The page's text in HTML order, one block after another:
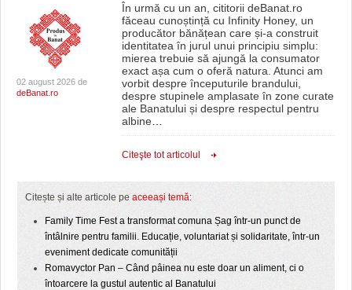
02 august 2026 de
deBanat.ro
În urmă cu un an, cititorii deBanat.ro
făceau cunoștință cu Infinity Honey, un
producător bănățean care și-a construit
identitatea în jurul unui principiu simplu:
mierea trebuie să ajungă la consumator
exact așa cum o oferă natura. Atunci am
vorbit despre începuturile brandului,
despre stupinele amplasate în zone curate
ale Banatului și despre respectul pentru
albine…
Citeşte tot articolul
Citește și alte articole pe aceeași temă:
Family Time Fest a transformat comuna Șag într-un punct de
întâlnire pentru familii. Educație, voluntariat și solidaritate, într-un
eveniment dedicate comunității
Romavyctor Pan – Când pâinea nu este doar un aliment, ci o
întoarcere la gustul autentic al Banatului